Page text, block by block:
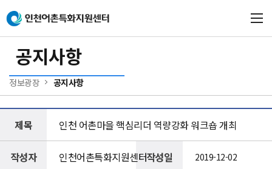
공지사항
정보광장 공지사항
제목 인천 어촌마을 핵심리더 역량강화 워크숍 개최
작성자 인천어촌특화지원센터작성일 2019-12-02